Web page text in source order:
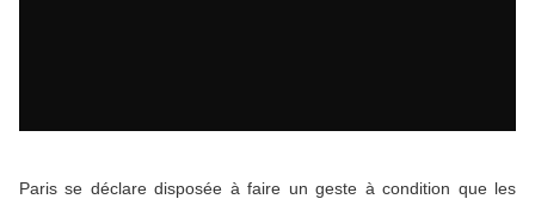
Paris se déclare disposée à faire un geste à condition que les